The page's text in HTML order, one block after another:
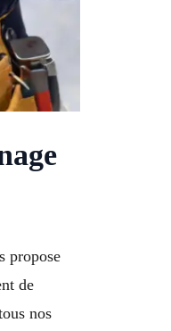
propose
de
nos